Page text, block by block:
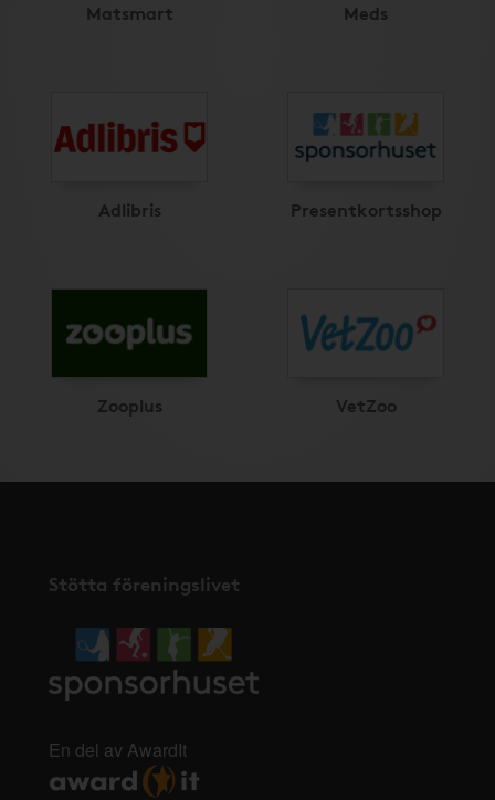
Matsmart Meds
Adlibris Presentkortsshop
Zooplus VetZoo
Stötta föreningslivet
En del av AwardIt